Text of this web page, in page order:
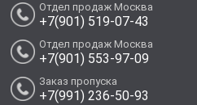
Отдел продаж Москва
+7(901) 519-07-43
Отдел продаж Москва
+7(901) 553-97-09
Заказ пропуска
+7(991) 236-50-93